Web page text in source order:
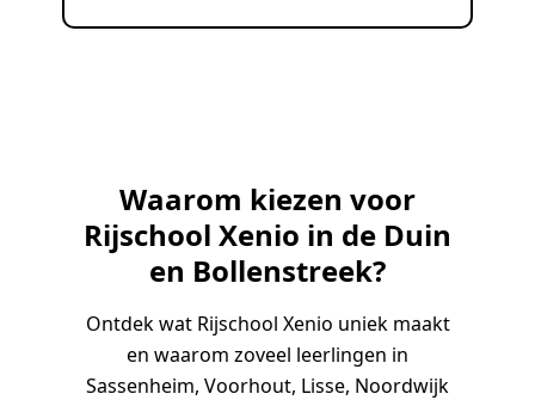
Waarom kiezen voor
Rijschool Xenio in de Duin
en Bollenstreek?
Ontdek wat Rijschool Xenio uniek maakt
en waarom zoveel leerlingen in
Sassenheim, Voorhout, Lisse, Noordwijk